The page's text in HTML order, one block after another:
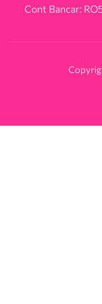
Cont Bancar: